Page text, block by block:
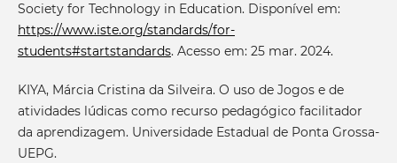
Society for Technology in Education. Disponível em:
https://www.iste.org/standards/for-
students#startstandards. Acesso em: 25 mar. 2024.
KIYA, Márcia Cristina da Silveira. O uso de Jogos e de
atividades lúdicas como recurso pedagógico facilitador
da aprendizagem. Universidade Estadual de Ponta Grossa-
UEPG.